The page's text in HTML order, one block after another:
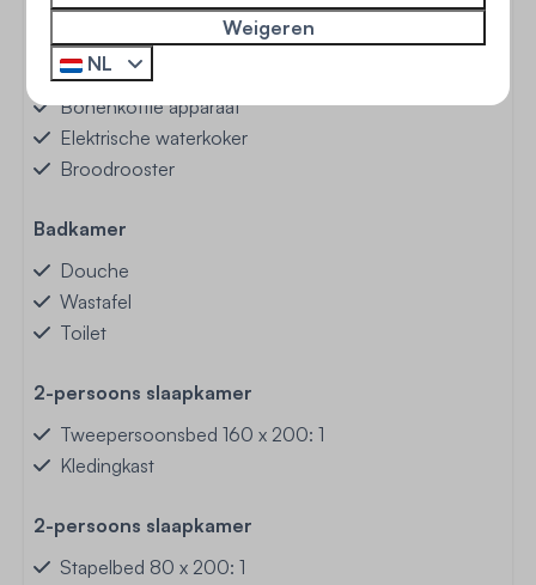
Oven: Heteluchtoven
Koelkast: Zonder vriesvak
Gasfornuis: 4-pits
Bonenkoffie apparaat
Elektrische waterkoker
Broodrooster
Badkamer
Douche
Wastafel
Toilet
2-persoons slaapkamer
Tweepersoonsbed 160 x 200: 1
Kledingkast
2-persoons slaapkamer
Stapelbed 80 x 200: 1
Weigeren
NL